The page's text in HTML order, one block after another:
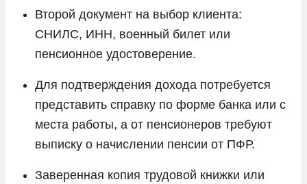
Второй документ на выбор клиента:
СНИЛС, ИНН, военный билет или
пенсионное удостоверение.
Для подтверждения дохода потребуется
представить справку по форме банка или с
места работы, а от пенсионеров требуют
выписку о начислении пенсии от ПФР.
Заверенная копия трудовой книжки или